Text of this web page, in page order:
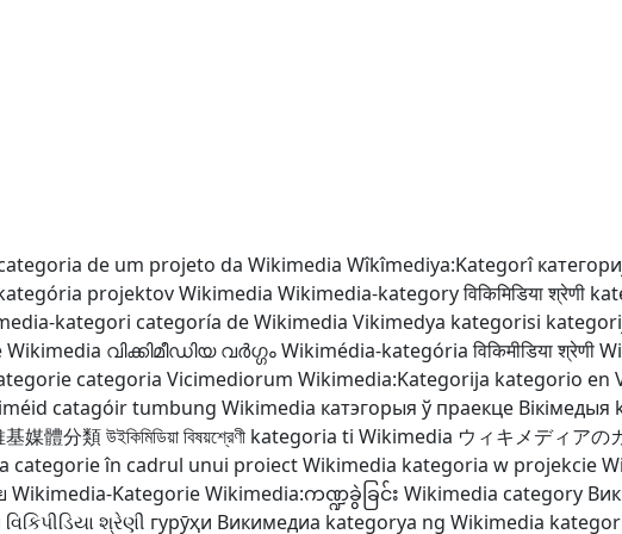
de um projeto da Wikimedia Wîkîmediya:Kategorî
projektov Wikimedia Wikimedia-kategoryविकिमिडिया श्रेणी
kategori categoría de Wikimedia Vikimedya kategorisi
വിക്കിമീഡിയ വർഗ്ഗംWikimédia-kategória विकिमीडिया श्रेणी
categoria Vicimediorum Wikimedia:Kategorija kategorio en
catagóirtumbung Wikimedia катэгорыя ў праекце Вікімедыя
基媒體分類উইকিমিডিয়া বিষয়শ্রেণী kategoria ti Wikimedia ウィキメディアの
categorie în cadrul unui proiect Wikimedia kategoria w projekcie
Wikimedia-KategorieWikimedia:ကဏ္ဍခွဲခြင်း Wikimedia category
વિકિપીડિયા શ્રેણી гурӯҳи Викимедиа kategorya ng Wikimedia